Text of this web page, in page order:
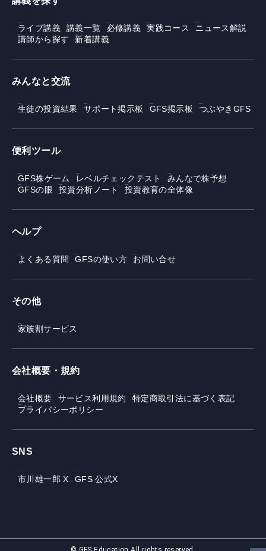
ライブ講義 講義一覧 必修講義 実践コース
ニュース解説
講師から探す
新着講義
みんなと交流
生徒の投資結果 サポート掲示板 GFS掲示板 つぶやきGFS
便利ツール
GFS株ゲーム レベルチェックテスト
みんなで株予想
GFSの眼
投資分析ノート 投資教育の全体像
ヘルプ
よくある質問 GFSの使い方 お問い合せ
その他
家族割サービス
会社概要・規約
会社概要 サービス利用規約
特定商取引法に基づく表記
プライバシーポリシー
SNS
市川雄一郎 X GFS 公式X